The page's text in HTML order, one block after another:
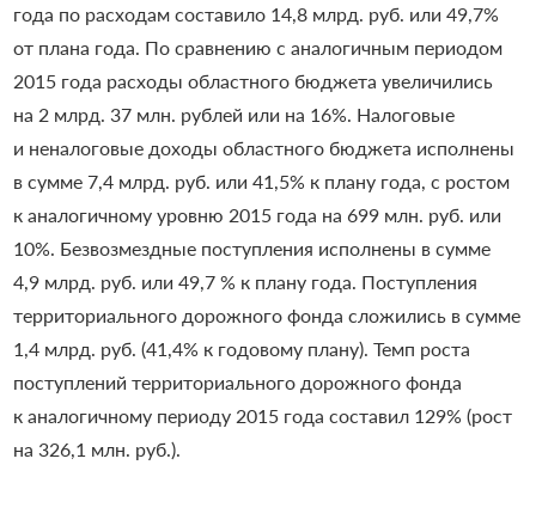
года по расходам составило 14,8 млрд. руб. или 49,7%
от плана года. По сравнению с аналогичным периодом
2015 года расходы областного бюджета увеличились
на 2 млрд. 37 млн. рублей или на 16%. Налоговые
и неналоговые доходы областного бюджета исполнены
в сумме 7,4 млрд. руб. или 41,5% к плану года, с ростом
к аналогичному уровню 2015 года на 699 млн. руб. или
10%. Безвозмездные поступления исполнены в сумме
4,9 млрд. руб. или 49,7 % к плану года. Поступления
территориального дорожного фонда сложились в сумме
1,4 млрд. руб. (41,4% к годовому плану). Темп роста
поступлений территориального дорожного фонда
к аналогичному периоду 2015 года составил 129% (рост
на 326,1 млн. руб.).